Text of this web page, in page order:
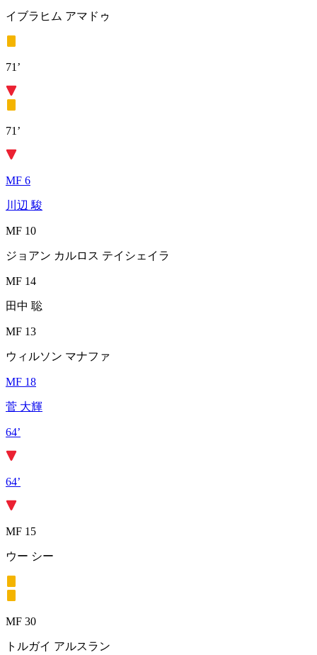
イブラヒム アマドゥ
71’
71’
MF 6
川辺 駿
MF 10
ジョアン カルロス テイシェイラ
MF 14
田中 聡
MF 13
ウィルソン マナファ
MF 18
菅 大輝
64’
64’
MF 15
ウー シー
MF 30
トルガイ アルスラン